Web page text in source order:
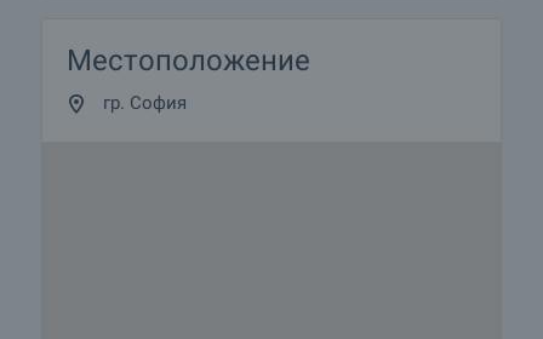
Местоположение
гр. София